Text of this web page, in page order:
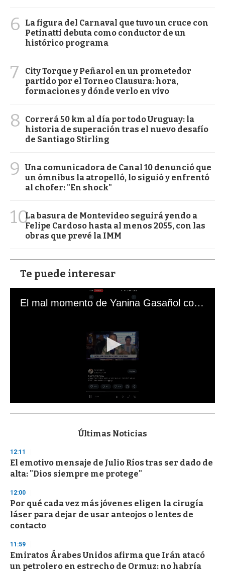
6
La figura del Carnaval que tuvo un cruce con
Petinatti debuta como conductor de un
histórico programa
7
City Torque y Peñarol en un prometedor
partido por el Torneo Clausura: hora,
formaciones y dónde verlo en vivo
8
Correrá 50 km al día por todo Uruguay: la
historia de superación tras el nuevo desafío
de Santiago Stirling
9
Una comunicadora de Canal 10 denunció que
un ómnibus la atropelló, lo siguió y enfrentó
al chofer: "En shock"
10La basura de Montevideo seguirá yendo a
Felipe Cardoso hasta al menos 2055, con las
obras que prevé la IMM
Te puede interesar
El mal momento de Yanina Gasañol con un hincha argentino en "Subrayado"
s
d
s
o
f
3
s
e
c
o
d
s
Últimas Noticias
12:11
El emotivo mensaje de Julio Ríos tras ser dado de
alta: "Dios siempre me protege"
12:00
Por qué cada vez más jóvenes eligen la cirugía
láser para dejar de usar anteojos o lentes de
contacto
11:59
Emiratos Árabes Unidos afirma que Irán atacó
un petrolero en estrecho de Ormuz: no habría